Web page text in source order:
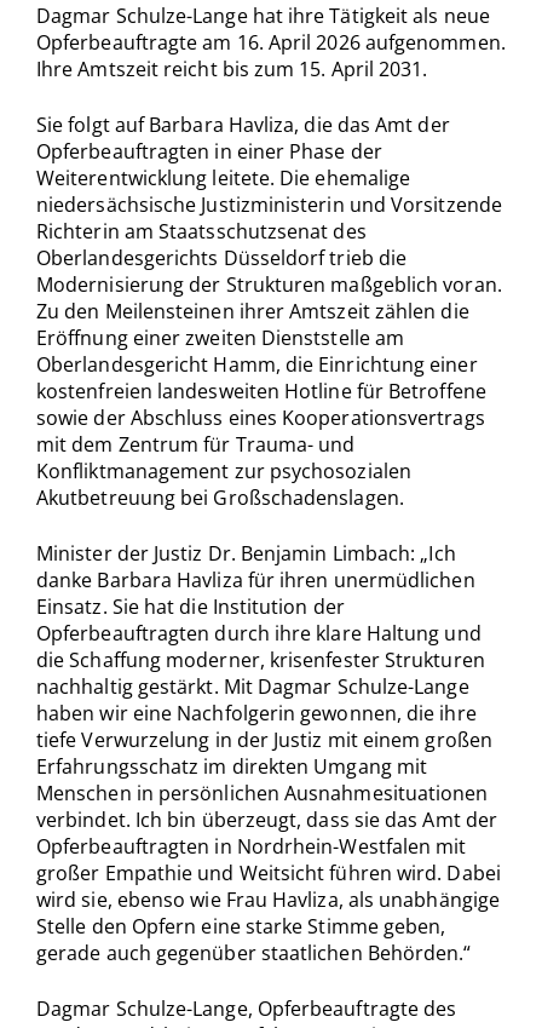
Dagmar Schulze-Lange hat ihre Tätigkeit als neue
Opferbeauftragte am 16. April 2026 aufgenommen.
Ihre Amtszeit reicht bis zum 15. April 2031.
Sie folgt auf Barbara Havliza, die das Amt der
Opferbeauftragten in einer Phase der
Weiterentwicklung leitete. Die ehemalige
niedersächsische Justizministerin und Vorsitzende
Richterin am Staatsschutzsenat des
Oberlandesgerichts Düsseldorf trieb die
Modernisierung der Strukturen maßgeblich voran.
Zu den Meilensteinen ihrer Amtszeit zählen die
Eröffnung einer zweiten Dienststelle am
Oberlandesgericht Hamm, die Einrichtung einer
kostenfreien landesweiten Hotline für Betroffene
sowie der Abschluss eines Kooperationsvertrags
mit dem Zentrum für Trauma- und
Konfliktmanagement zur psychosozialen
Akutbetreuung bei Großschadenslagen.
Minister der Justiz Dr. Benjamin Limbach: „Ich
danke Barbara Havliza für ihren unermüdlichen
Einsatz. Sie hat die Institution der
Opferbeauftragten durch ihre klare Haltung und
die Schaffung moderner, krisenfester Strukturen
nachhaltig gestärkt. Mit Dagmar Schulze-Lange
haben wir eine Nachfolgerin gewonnen, die ihre
tiefe Verwurzelung in der Justiz mit einem großen
Erfahrungsschatz im direkten Umgang mit
Menschen in persönlichen Ausnahmesituationen
verbindet. Ich bin überzeugt, dass sie das Amt der
Opferbeauftragten in Nordrhein-Westfalen mit
großer Empathie und Weitsicht führen wird. Dabei
wird sie, ebenso wie Frau Havliza, als unabhängige
Stelle den Opfern eine starke Stimme geben,
gerade auch gegenüber staatlichen Behörden.“
Dagmar Schulze-Lange, Opferbeauftragte des